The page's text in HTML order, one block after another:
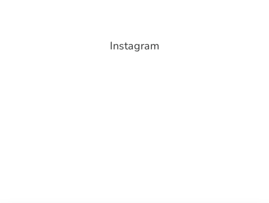
Instagram